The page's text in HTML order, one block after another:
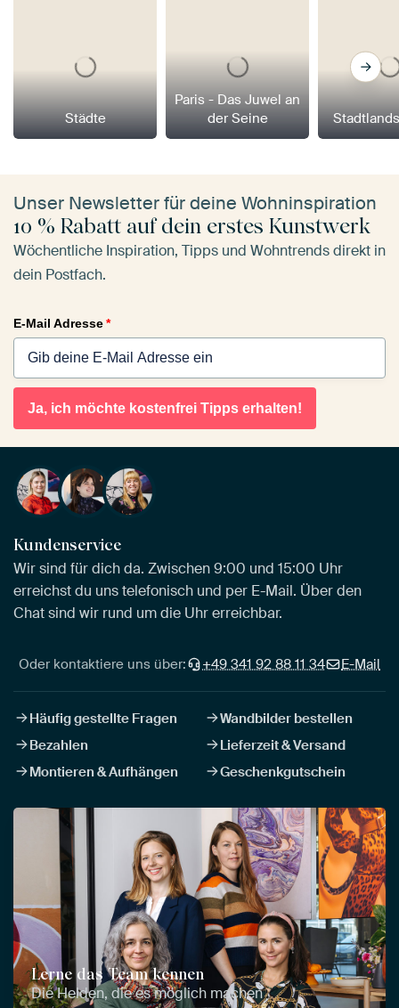
Städte
Paris - Das Juwel an
der Seine
Unser Newsletter für deine Wohninspiration
10 % Rabatt auf dein erstes Kunstwerk
Wöchentliche Inspiration, Tipps und Wohntrends direkt in
dein Postfach.
E-Mail Adresse*
Ja, ich möchte kostenfrei Tipps erhalten!
Kundenservice
Wir sind für dich da. Zwischen 9:00 und 15:00 Uhr
erreichst du uns telefonisch und per E-Mail. Über den
Chat sind wir rund um die Uhr erreichbar.
Oder kontaktiere uns über: +49 341 92 88 11 34 E-Mail
Häufig gestellte Fragen
Wandbilder bestellen
Bezahlen
Lieferzeit & Versand
Montieren & Aufhängen
Geschenkgutschein
Lerne das Team kennen
Die Helden, die es möglich machen